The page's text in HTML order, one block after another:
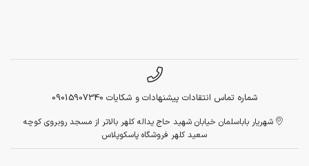
شماره تماس انتقادات پیشنهادات و شکایات 09015907340
شهریار باباسلمان خیابان شهید حاج یداله کلهر بالاتر از مسجد روبروی کوچه
سعید کلهر فروشگاه پاسکوپلاس